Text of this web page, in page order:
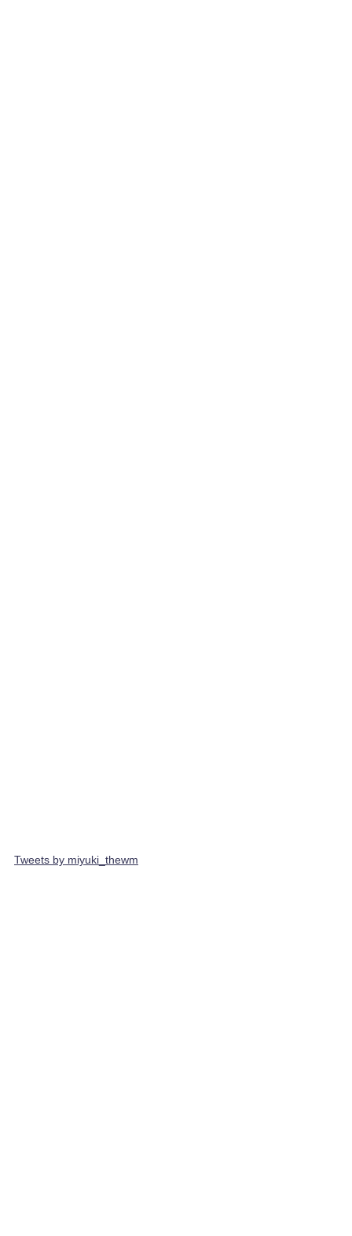
Tweets by miyuki_thewm